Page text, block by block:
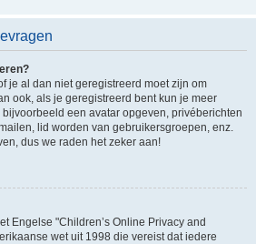
je al dan niet geregistreerd moet zijn om
ook, als je geregistreerd bent kun je meer
een avatar opgeven, privéberichten
lid worden van gebruikersgroepen, enz.
dus we raden het zeker aan!
Engelse "Children’s Online Privacy and
wet uit 1998 die vereist dat iedere